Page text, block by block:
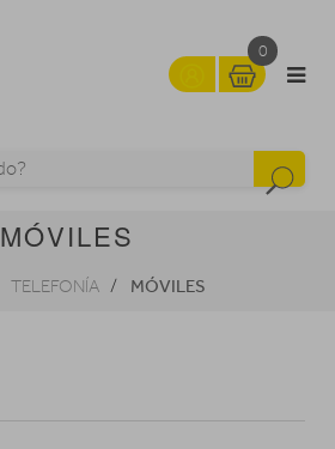
0
MÓVILES
TELEFONÍA MÓVILES